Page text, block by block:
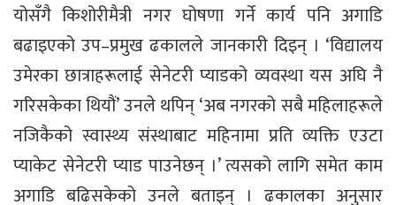
योसँगै किशोरीमैत्री नगर घोषणा गर्ने कार्य पनि अगाडि
बढाइएको उप–प्रमुख ढकालले जानकारी दिइन् । ‘विद्यालय
उमेरका छात्राहरूलाई सेनेटरी प्याडको व्यवस्था यस अघि नै
गरिसकेका थियौं’ उनले थपिन् ‘अब नगरको सबै महिलाहरूले
नजिकैको स्वास्थ्य संस्थाबाट महिनामा प्रति व्यक्ति एउटा
प्याकेट सेनेटरी प्याड पाउनेछन् ।’ त्यसको लागि समेत काम
अगाडि बढिसकेको उनले बताइन् । ढकालका अनुसार